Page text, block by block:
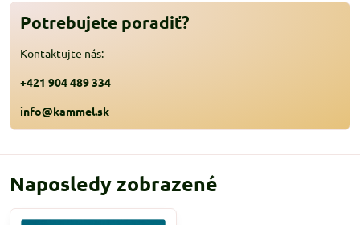
Potrebujete poradiť?
Kontaktujte nás:
+421 904 489 334
info@kammel.sk
Naposledy zobrazené